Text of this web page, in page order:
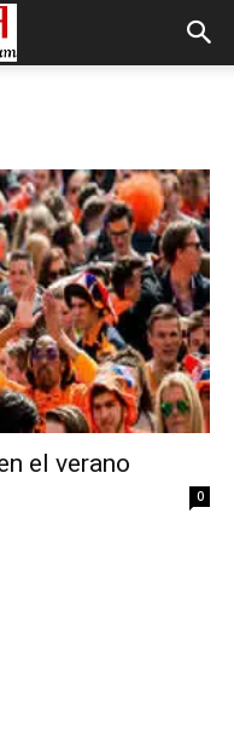
el verano
0